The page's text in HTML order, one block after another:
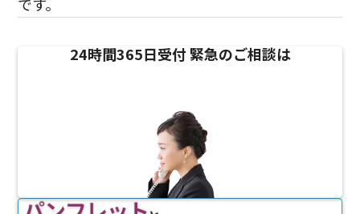
です。
24時間365日受付緊急のご相談は